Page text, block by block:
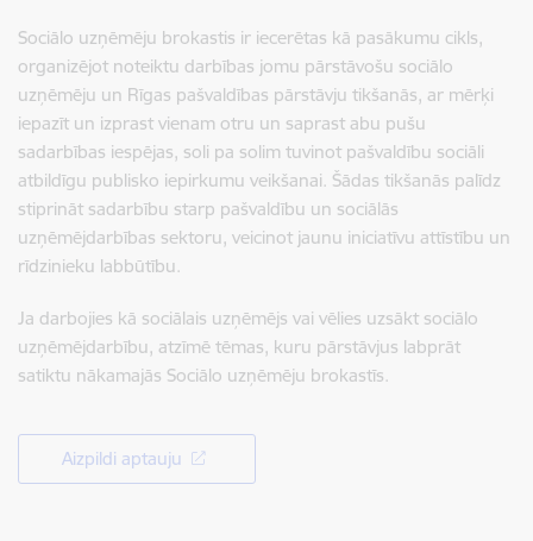
Sociālo uzņēmēju brokastis ir iecerētas kā pasākumu cikls,
organizējot noteiktu darbības jomu pārstāvošu sociālo
uzņēmēju un Rīgas pašvaldības pārstāvju tikšanās, ar mērķi
iepazīt un izprast vienam otru un saprast abu pušu
sadarbības iespējas, soli pa solim tuvinot pašvaldību sociāli
atbildīgu publisko iepirkumu veikšanai. Šādas tikšanās palīdz
stiprināt sadarbību starp pašvaldību un sociālās
uzņēmējdarbības sektoru, veicinot jaunu iniciatīvu attīstību un
rīdzinieku labbūtību.
Ja darbojies kā sociālais uzņēmējs vai vēlies uzsākt sociālo
uzņēmējdarbību, atzīmē tēmas, kuru pārstāvjus labprāt
satiktu nākamajās Sociālo uzņēmēju brokastīs.
Aizpildi aptauju